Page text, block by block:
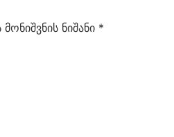
ნიშანი *